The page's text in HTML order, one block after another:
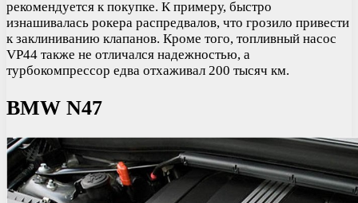
рекомендуется к покупке. К примеру, быстро
изнашивалась рокера распредвалов, что грозило привести
к заклиниванию клапанов. Кроме того, топливный насос
VP44 также не отличался надежностью, а
турбокомпрессор едва отхаживал 200 тысяч км.
BMW N47